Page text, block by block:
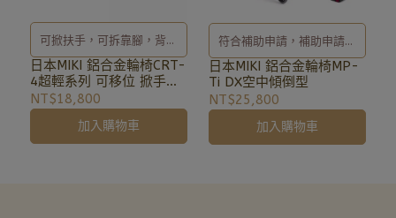
可掀扶手，可拆靠腳，背可
折鋁合金輪椅
日本MIKI 鋁合金輪椅CRT-
4超輕系列 可移位 掀手掀
腳
NT$18,800
加入購物車
符合補助申請，補助申請辦
理及相關事宜、歡迎洽詢
02-8257-0353或加入亞德
官方LINE ID: @uryard，謝
謝。
日本MIKI 鋁合金輪椅MP-
Ti DX空中傾倒型
NT$25,800
加入購物車